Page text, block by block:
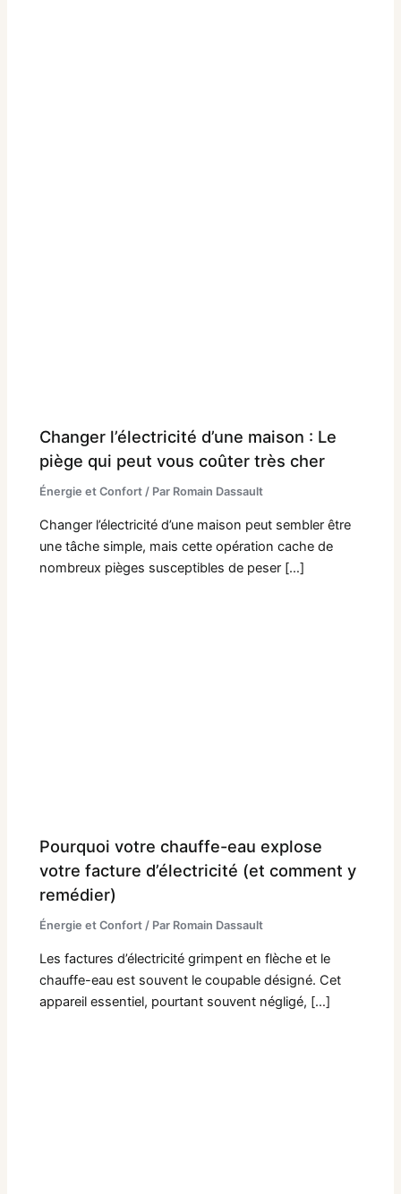
Changer l’électricité d’une maison : Le
piège qui peut vous coûter très cher
Énergie et Confort / Par Romain Dassault
Changer l’électricité d’une maison peut sembler être
une tâche simple, mais cette opération cache de
nombreux pièges susceptibles de peser […]
Pourquoi votre chauffe-eau explose
votre facture d’électricité (et comment y
remédier)
Énergie et Confort / Par Romain Dassault
Les factures d’électricité grimpent en flèche et le
chauffe-eau est souvent le coupable désigné. Cet
appareil essentiel, pourtant souvent négligé, […]